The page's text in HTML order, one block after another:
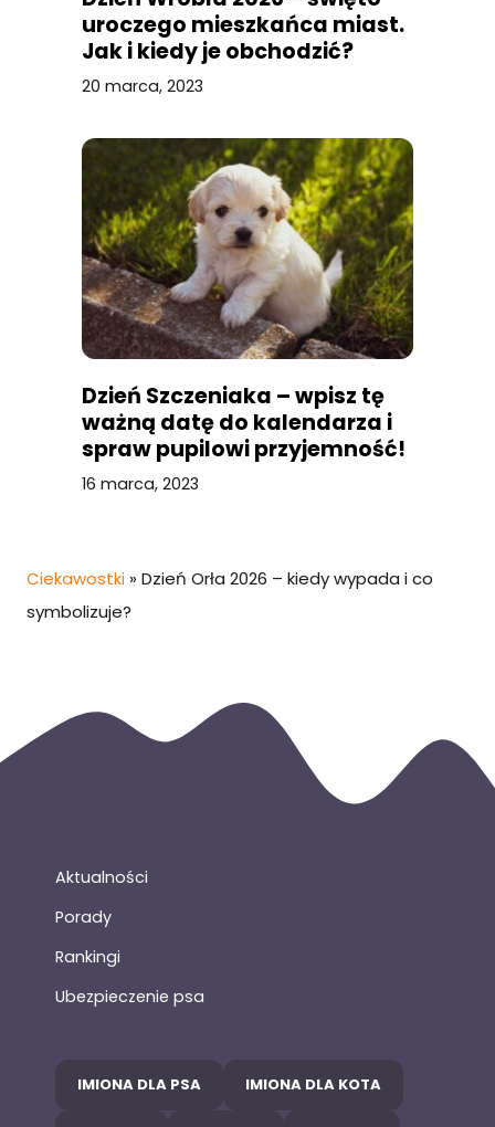
uroczego mieszkańca miast.
Jak i kiedy je obchodzić?
20 marca, 2023
Dzień Szczeniaka – wpisz tę
ważną datę do kalendarza i
spraw pupilowi przyjemność!
16 marca, 2023
Ciekawostki » Dzień Orła 2026 – kiedy wypada i co
symbolizuje?
Aktualności
Porady
Rankingi
Ubezpieczenie psa
IMIONA DLA PSA IMIONA DLA KOTA